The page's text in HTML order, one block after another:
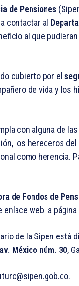
de Pensiones
contactar al
al que
cubierto por el
de vida y los
con alguna de
los herederos
como herencia.
de Fondos de
web la página
de la Sipen está
av. México núm. 30,